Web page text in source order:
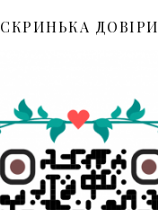
СКРИНЬКА ДОВІРИ